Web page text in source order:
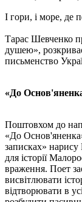
І гори, і море, де
Тарас Шевченко
душею»,
письменство
«До
Поштовхом до
«До
записках»
для історії
враження. Поет
висвітлювати
відтворювати в